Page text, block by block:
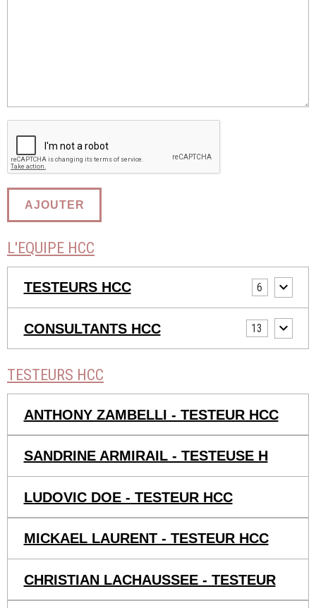
AJOUTER
L'EQUIPE HCC
TESTEURS HCC 6
CONSULTANTS HCC 13
TESTEURS HCC
ANTHONY ZAMBELLI - TESTEUR HCC
SANDRINE ARMIRAIL - TESTEUSE H
LUDOVIC DOE - TESTEUR HCC
MICKAEL LAURENT - TESTEUR HCC
CHRISTIAN LACHAUSSEE - TESTEUR